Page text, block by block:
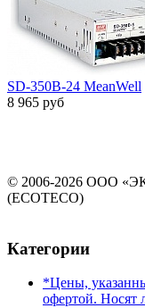
SD-350B-24 MeanWell
8 965 руб
© 2006-2026 ООО
(ECOTECO)
Категории
*Цены,
офертой. Носят